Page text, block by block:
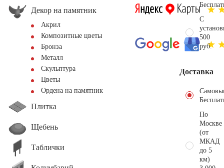
Декор на памятник
Акрил
Композитные цветы
Бронза
Металл
Скульптура
Цветы
Ордена на памятник
Плитка
Щебень
Таблички
С
500
руб.
Доставка
По
Москве
(от
МКАД
до 5
км)